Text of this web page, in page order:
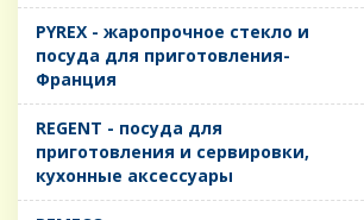
PYREX - жаропрочное стекло и
посуда для приготовления-
Франция
REGENT - посуда для
приготовления и сервировки,
кухонные аксессуары